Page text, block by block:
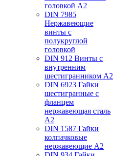
головкой А2
DIN 7985
Нержавеющие
винты с
полукруглой
головкой
DIN 912 Винты с
внутренним
шестигранником А2
DIN 6923 Гайки
шестигранные с
фланцем
нержавеющая сталь
А2
DIN 1587 Гайки
колпачковые
нержавеющие А2